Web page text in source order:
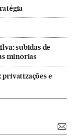
subidas de
minorias
e